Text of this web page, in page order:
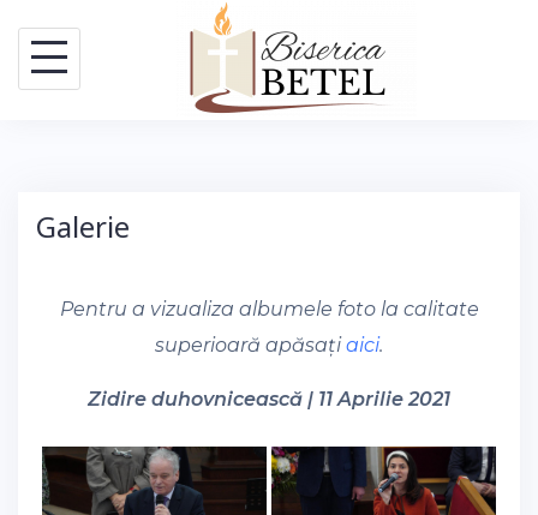
content
Galerie
Pentru a vizualiza albumele foto la calitate
superioară apăsațiaici.
Zidire duhovnicească | 11 Aprilie 2021